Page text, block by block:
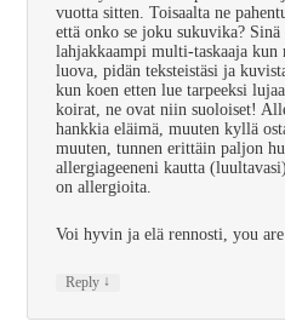
vuotta sitten. Toisaalta ne
että onko se joku sukuvika?
lahjakkaampi multi-taskaaja
luova, pidän teksteistäsi ja
kun koen etten lue tarpeeksi
koirat, ne ovat niin suoloiset!
hankkia eläimä, muuten kyllä
muuten, tunnen erittäin paljon
allergiageeneni kautta
on allergioita.
Voi hyvin ja elä rennosti, you
Reply ↓